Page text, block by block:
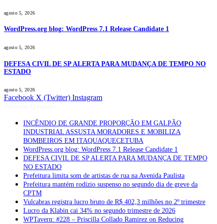
agosto 5, 2026
WordPress.org blog: WordPress 7.1 Release Candidate 1
agosto 5, 2026
DEFESA CIVIL DE SP ALERTA PARA MUDANÇA DE TEMPO NO
ESTADO
agosto 5, 2026
Facebook X (Twitter) Instagram
INCÊNDIO DE GRANDE PROPORÇÃO EM GALPÃO
INDUSTRIAL ASSUSTA MORADORES E MOBILIZA
BOMBEIROS EM ITAQUAQUECETUBA
WordPress.org blog: WordPress 7.1 Release Candidate 1
DEFESA CIVIL DE SP ALERTA PARA MUDANÇA DE TEMPO
NO ESTADO
Prefeitura limita som de artistas de rua na Avenida Paulista
Prefeitura mantém rodízio suspenso no segundo dia de greve da
CPTM
Vulcabras registra lucro bruto de R$ 402,3 milhões no 2º trimestre
Lucro da Klabin cai 34% no segundo trimestre de 2026
WPTavern: #228 – Priscilla Collado Ramirez on Reducing